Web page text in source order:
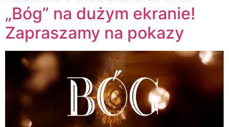
„Bóg” na dużym ekranie!
Zapraszamy na pokazy